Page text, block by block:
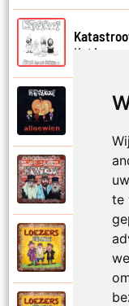
te
Kat in ne
Kendeda
Kindere